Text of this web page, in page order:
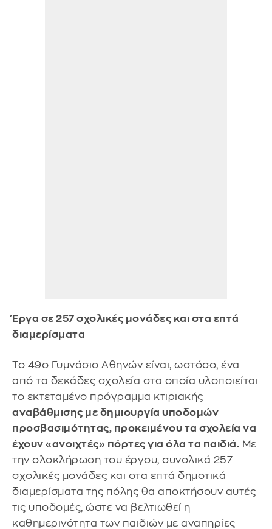
Έργα σε 257 σχολικές μονάδες και στα επτά
διαμερίσματα
Το 49ο Γυμνάσιο Αθηνών είναι, ωστόσο, ένα
από τα δεκάδες σχολεία στα οποία υλοποιείται
το εκτεταμένο πρόγραμμα κτιριακής
αναβάθμισης με δημιουργία υποδομών
προσβασιμότητας, προκειμένου τα σχολεία να
έχουν «ανοιχτές» πόρτες για όλα τα παιδιά. Με
την ολοκλήρωση του έργου, συνολικά 257
σχολικές μονάδες και στα επτά δημοτικά
διαμερίσματα της πόλης θα αποκτήσουν αυτές
τις υποδομές, ώστε να βελτιωθεί η
καθημερινότητα των παιδιών με αναπηρίες